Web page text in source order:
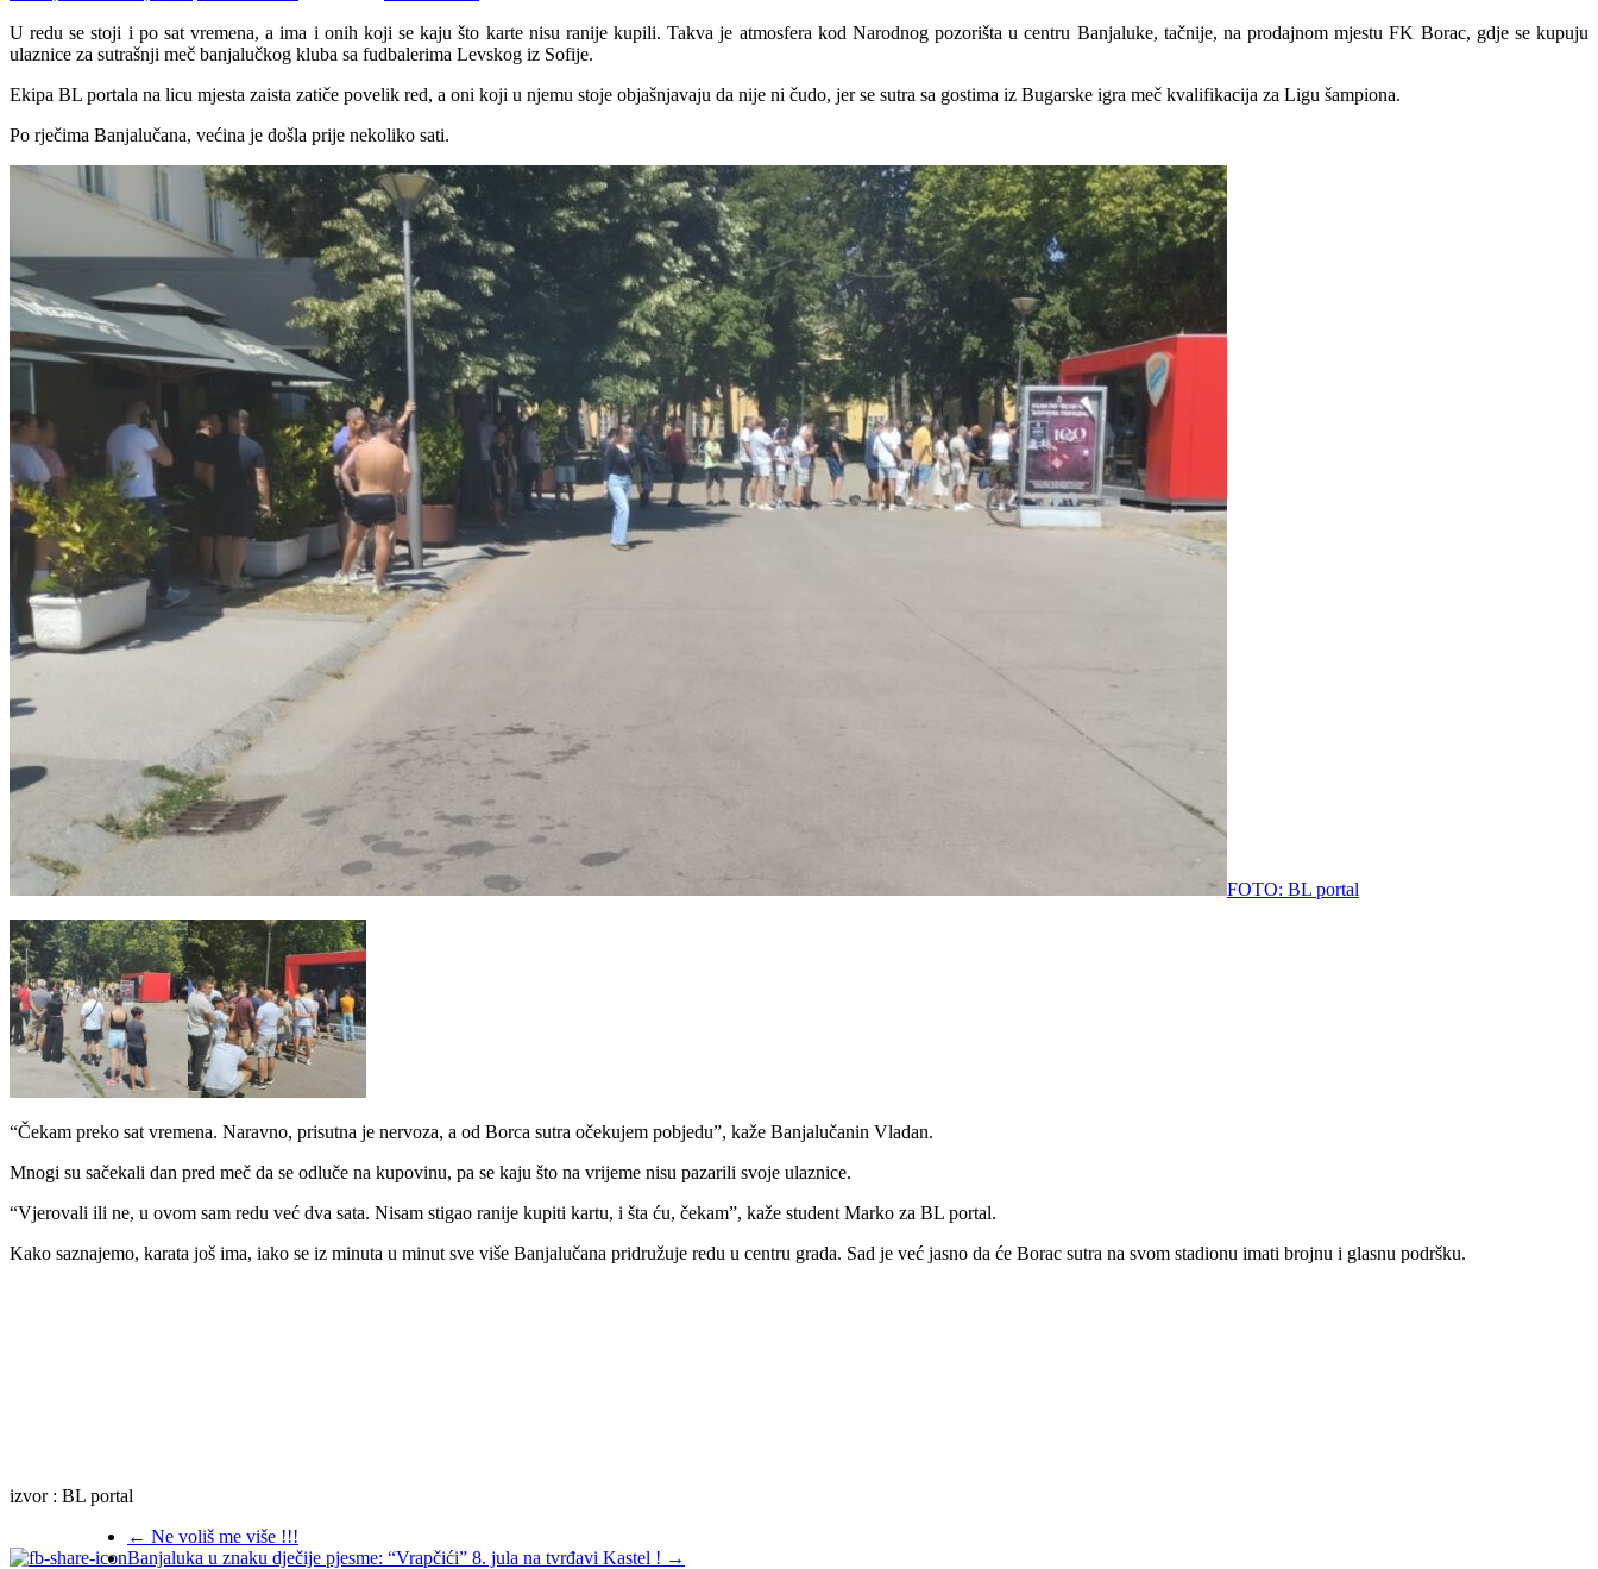
U redu se stoji i po sat vremena, a ima i onih koji se kaju što karte nisu ranije kupili. Takva je atmosfera kod Narodnog pozorišta u centru Banjaluke, tačnije, na prodajnom mjestu FK Borac, gdje se kupuju
ulaznice za sutrašnji meč banjalučkog kluba sa fudbalerima Levskog iz Sofije.
Ekipa BL portala na licu mjesta zaista zatiče povelik red, a oni koji u njemu stoje objašnjavaju da nije ni čudo, jer se sutra sa gostima iz Bugarske igra meč kvalifikacija za Ligu šampiona.
Po rječima Banjalučana, većina je došla prije nekoliko sati.
FOTO: BL portal
“Čekam preko sat vremena. Naravno, prisutna je nervoza, a od Borca sutra očekujem pobjedu”, kaže Banjalučanin Vladan.
Mnogi su sačekali dan pred meč da se odluče na kupovinu, pa se kaju što na vrijeme nisu pazarili svoje ulaznice.
“Vjerovali ili ne, u ovom sam redu već dva sata. Nisam stigao ranije kupiti kartu, i šta ću, čekam”, kaže student Marko za BL portal.
Kako saznajemo, karata još ima, iako se iz minuta u minut sve više Banjalučana pridružuje redu u centru grada. Sad je već jasno da će Borac sutra na svom stadionu imati brojnu i glasnu podršku.
izvor : BL portal
← Ne voliš me više !!!
Banjaluka u znaku dječije pjesme: “Vrapčići” 8. jula na tvrđavi Kastel ! →